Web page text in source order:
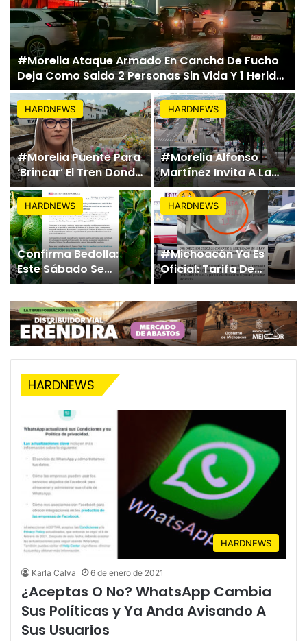
#Morelia Ataque Armado En Cancha De Fucho
Deja Como Saldo 2 Personas Sin Vida Y 1 Herido
En La Maiza
HARDNEWS
#Morelia Puente Para
‘Brincar’ El Tren Donde
Niño Fue Arrollado
Estará Al Lado De Las
Burguers Locas
HARDNEWS
#Morelia Alfonso
Martínez Invita A La
Ciudadania El
Domingo Al Parque
Lineal De Av. Quinceo;
Habrá Zona
Gastronómica Y
Activación Familiar
HARDNEWS
Confirma Bedolla:
Este Sábado Se
Reanudan
Exportaciones De
Aguacate A EU Tras
Acuerdos
HARDNEWS
#Michoacán Ya Es
Oficial: Tarifa De
Transporte Público
Sube Un Peso: De $11
Pasa A 12 Varos
HARDNEWS
HARDNEWS
Karla Calva 6 de enero de 2021
¿Aceptas O No? WhatsApp Cambia
Sus Políticas y Ya Anda Avisando A
Sus Usuarios